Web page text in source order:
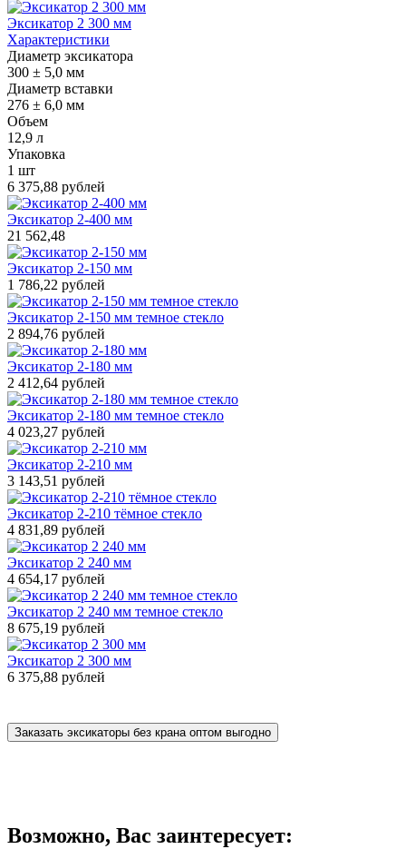
Эксикатор 2 300 мм
Характеристики
Диаметр эксикатора
300 ± 5,0 мм
Диаметр вставки
276 ± 6,0 мм
Объем
12,9 л
Упаковка
1 шт
6 375,88 рублей
Эксикатор 2-400 мм
21 562,48
Эксикатор 2-150 мм
1 786,22 рублей
Эксикатор 2-150 мм темное стекло
2 894,76 рублей
Эксикатор 2-180 мм
2 412,64 рублей
Эксикатор 2-180 мм темное стекло
4 023,27 рублей
Эксикатор 2-210 мм
3 143,51 рублей
Эксикатор 2-210 тёмное стекло
4 831,89 рублей
Эксикатор 2 240 мм
4 654,17 рублей
Эксикатор 2 240 мм темное стекло
8 675,19 рублей
Эксикатор 2 300 мм
6 375,88 рублей
Заказать эксикаторы без крана оптом выгодно
Возможно, Вас заинтересует: